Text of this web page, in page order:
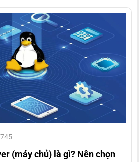
(máy chủ) là gì? Nên chọn